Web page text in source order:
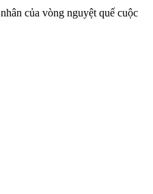
của vòng nguyệt quế cuộc